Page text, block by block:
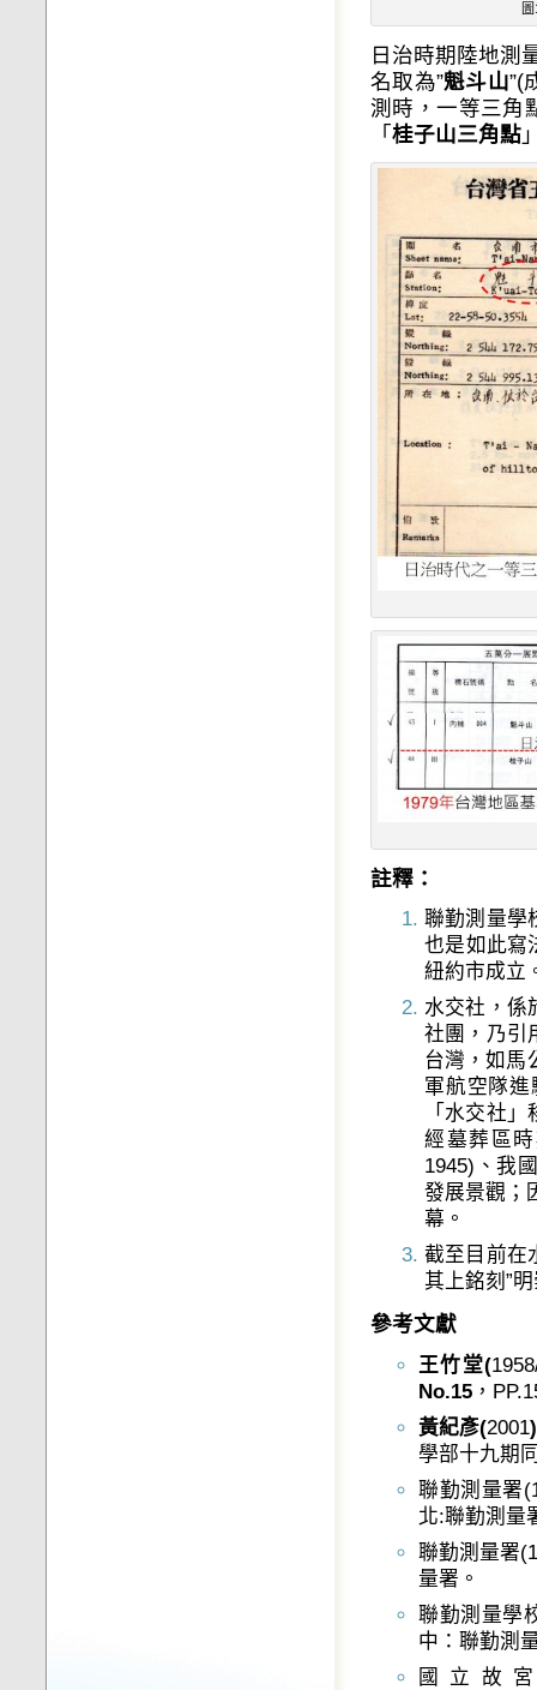
日治時期陸地測
名取為”魁斗山”(
測時，一等三角
「桂子山三角點
註釋：
聯勤測量學
也是如此寫
紐約市成立
水交社，係
社團，乃引
台灣，如馬
軍航空隊
「水交社
經墓葬區
1945)、我
發展景觀；
幕。
截至目前在
其上銘刻”
參考文獻
王竹堂(
No.15 ，
黃紀彥(2001)
學部十九期
聯勤測量署
北:聯勤測量
聯勤測量署
量署。
聯勤測量學
中：聯勤測
國立故